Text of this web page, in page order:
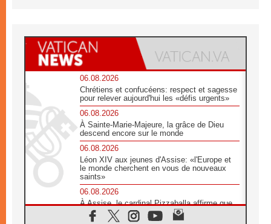
06.08.2026
Chrétiens et confucéens: respect et sagesse
pour relever aujourd'hui les «défis urgents»
06.08.2026
À Sainte-Marie-Majeure, la grâce de Dieu
descend encore sur le monde
06.08.2026
Léon XIV aux jeunes d'Assise: «l'Europe et
le monde cherchent en vous de nouveaux
saints»
06.08.2026
À Assise, le cardinal Pizzaballa affirme que
«les chrétiens veulent la paix»